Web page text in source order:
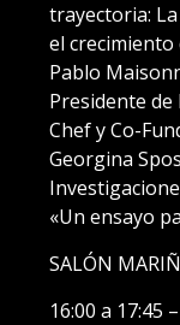
trayectoria:
el crecimiento
Pablo
Presidente
Chef y Co-
Georgina
«Un ensayo
SALÓN
16:00 a 17:45